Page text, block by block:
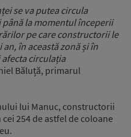
se va putea circula
până la momentul începerii
pe care constructorii le
în această zonă și în
circulația
Băluță, primarul
lui Manuc, constructorii
254 de astfel de coloane